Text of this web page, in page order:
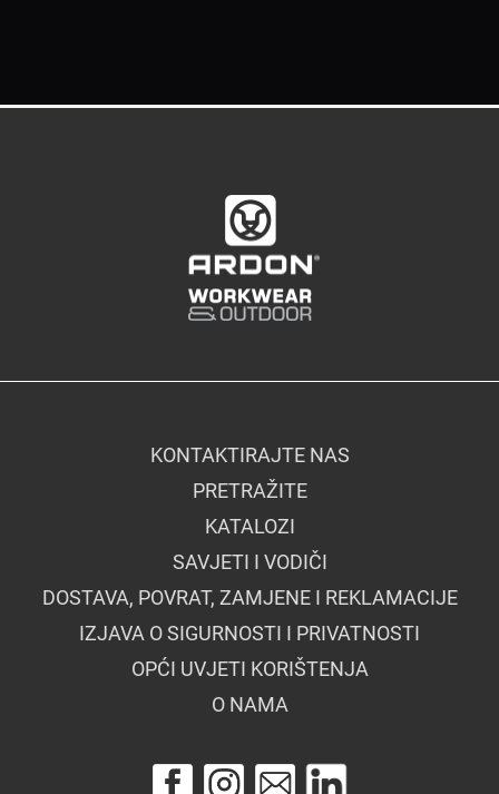
KONTAKTIRAJTE NAS
PRETRAŽITE
KATALOZI
SAVJETI I VODIČI
DOSTAVA, POVRAT, ZAMJENE I REKLAMACIJE
IZJAVA O SIGURNOSTI I PRIVATNOSTI
OPĆI UVJETI KORIŠTENJA
O NAMA